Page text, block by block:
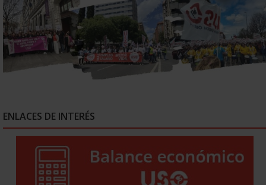
ENLACES DE INTERÉS